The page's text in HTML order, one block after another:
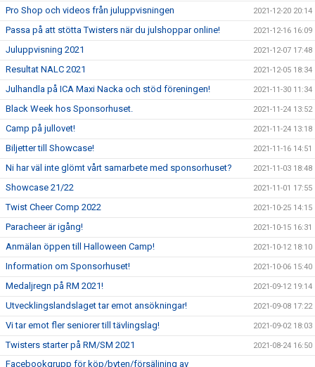
Pro Shop och videos från juluppvisningen 2021-12-20 20:14
Passa på att stötta Twisters när du julshoppar online! 2021-12-16 16:09
Juluppvisning 2021 2021-12-07 17:48
Resultat NALC 2021 2021-12-05 18:34
Julhandla på ICA Maxi Nacka och stöd föreningen! 2021-11-30 11:34
Black Week hos Sponsorhuset. 2021-11-24 13:52
Camp på jullovet! 2021-11-24 13:18
Biljetter till Showcase! 2021-11-16 14:51
Ni har väl inte glömt vårt samarbete med sponsorhuset? 2021-11-03 18:48
Showcase 21/22 2021-11-01 17:55
Twist Cheer Comp 2022 2021-10-25 14:15
Paracheer är igång! 2021-10-15 16:31
Anmälan öppen till Halloween Camp! 2021-10-12 18:10
Information om Sponsorhuset! 2021-10-06 15:40
Medaljregn på RM 2021! 2021-09-12 19:14
Utvecklingslandslaget tar emot ansökningar! 2021-09-08 17:22
Vi tar emot fler seniorer till tävlingslag! 2021-09-02 18:03
Twisters starter på RM/SM 2021 2021-08-24 16:50
Facebookgrupp för köp/byten/försäljning av